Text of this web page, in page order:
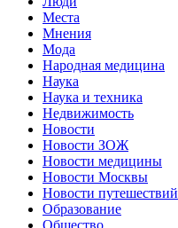
Места
Мнения
Мода
Народная медицина
Наука
Наука и техника
Недвижимость
Новости
Новости ЗОЖ
Новости медицины
Новости Москвы
Новости путешествий
Образование
Общество